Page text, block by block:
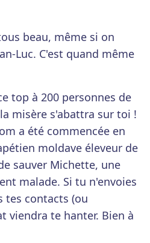
beau, même si on
Luc. C'est quand même
top à 200 personnes de
misère s'abattra sur toi !
a été commencée en
moldave éleveur de
sauver Michette, une
malade. Si tu n'envoies
tes contacts (ou
viendra te hanter. Bien à